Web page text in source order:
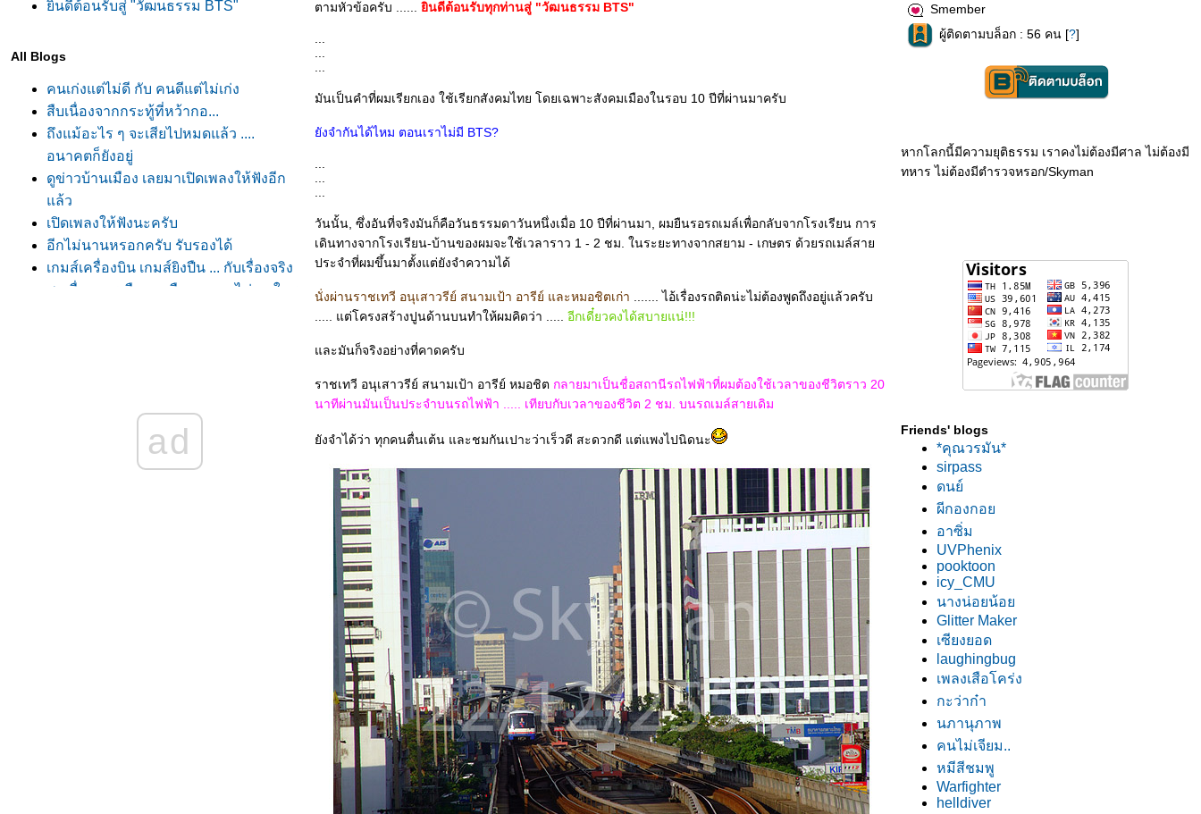
ินดีต้อนรับสู่ "วัฒนธรรม BTS"
All Blogs
คนเก่งแต่ไม่ดี กับ คนดีแต่ไม่เก่ง
สืบเนื่องจากกระทู้ที่หว้ากอ...
ถึงแม้อะไร ๆ จะเสียไปหมดแล้ว ....
อนาคตก็ยังอยู่
ดูข่าวบ้านเมือง เลยมาเปิดเพลงให้ฟังอีก
ล้ว
เปิดเพลงให้ฟังนะครับ
อีกไม่นานหรอกครับ รับรองได้
เกมส์เครื่องบิน เกมส์ยิงปืน ... กับเรื่องจริง
พูดเรื่องการเมือง จุดยืนของผม ไม่เอาใคร
เจอหลักฐานใหม่ต่อกรณีการสลายการ
"ระเบิด ขาขาด แก๊สน้ำตา" - ถกประเด็น
ad
ตามหัวข้อครับ ...... ินดีต้อนรับทุกท่านสู่ "วัฒนธรรม BTS"
มันเป็นคำที่ผมเรียกเอง ใช้เรียกสังคมไทย โดยเฉพาะสังคมเมืองในรอบ 10 ปีที่ผ่านมาครับ
ังจำกันได้ไหม ตอนเราไม่มี BTS?
วันนั้น, ซึ่งอันที่จริงมันก็คือวันธรรมดาวันหนึ่งเมื่อ 10 ปีที่ผ่านมา, ผมยืนรอรถเมล์เพื่อกลับจากโรงเรียน การ
เดินทางจากโรงเรียน-บ้านของผมจะใช้เวลาราว 1 - 2 ชม. ในระยะทางจากสยาม - เกษตร ด้วยรถเมล์สา
ประจำที่ผมขึ้นมาตั้งแต่ยังจำความได้
นั่งผ่านราชเทวี อนุเสาวรีย์ สนามเป้า อารีย์ และหมอชิตเก่า
....... ไอ้เรื่องรถติดน่ะไม่ต้องพูดถึงอยู่แล้วครับ
..... แต่โครงสร้างปูนด้านบนทำให้ผมคิดว่า ..... อีกเดี๋ยวคงได้สบายแน่!!!
ละมันก็จริงอย่างที่คาดครับ
ราชเทวี อนุเสาวรีย์ สนามเป้า อารีย์ หมอชิต กลายมาเป็นชื่อสถานีรถไฟฟ้าที่ผมต้องใช้เวลาของชีวิตราว 20
นาทีผ่านมันเป็นประจำบนรถไฟฟ้า ..... เทียบกับเวลาของชีวิต 2 ชม. บนรถเมล์สายเดิม
ังจำได้ว่า ทุกคนตื่นเต้น และชมกันเปาะว่าเร็วดี สะดวกดี แต่แพงไปนิดนะ
Smember
ผู้ติดตามบล็อก : 56 คน [?]
หากโลกนี้มีความยุติธรรม เราคงไม่ต้องมีศาล ไม่ต้องมี
ทหาร ไม่ต้องมีตำรวจหรอก/Skyman
Friends' blogs
*คุณวรมัน*
sirpass
ดนย์
ผีกองกอ
อาซิ่ม
UVPhenix
pooktoon
icy_CMU
นางน่อยน้อ
Glitter Maker
เซียงยอด
laughingbug
เพลงเสือโคร่ง
กะว่าก๋า
นภานุภาพ
คนไม่เจียม..
หมีสีชมพู
Warfighter
helldiver